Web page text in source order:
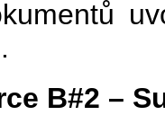
B#2 –